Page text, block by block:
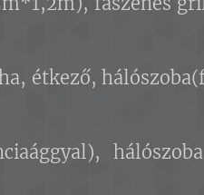
étkező,